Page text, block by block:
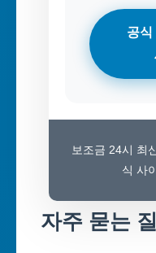
공식
보조금 24시 최
식 사
자주 묻는